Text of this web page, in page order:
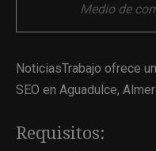
Medio de
NoticiasTrabajo ofrece
SEO en Aguadulce,
Requisitos: